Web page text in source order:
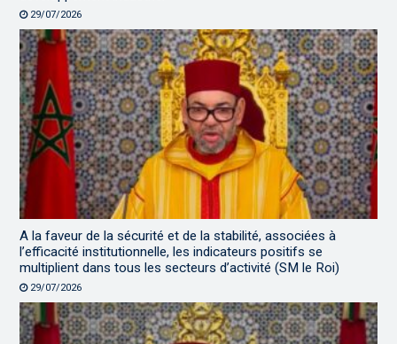
29/07/2026
A la faveur de la sécurité et de la stabilité, associées à
l’efficacité institutionnelle, les indicateurs positifs se
multiplient dans tous les secteurs d’activité (SM le Roi)
29/07/2026